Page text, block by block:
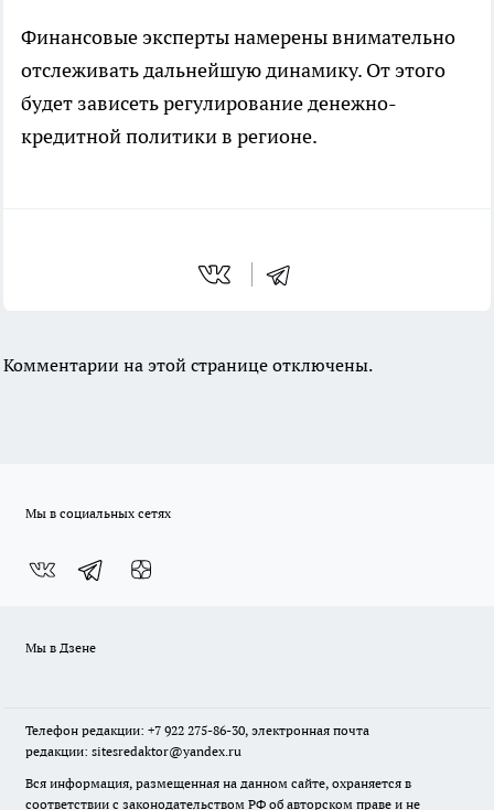
Финансовые эксперты намерены внимательно
отслеживать дальнейшую динамику. От этого
будет зависеть регулирование денежно-
кредитной политики в регионе.
Комментарии на этой странице отключены.
Мы в социальных сетях
Мы в Дзене
Телефон редакции: +7 922 275-86-30, электронная почта
редакции: sitesredaktor@yandex.ru
Вся информация, размещенная на данном сайте, охраняется в
соответствии с законодательством РФ об авторском праве и не